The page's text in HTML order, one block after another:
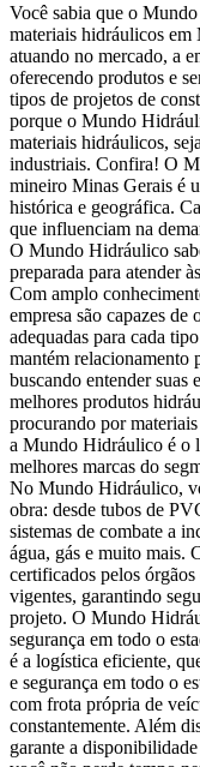
Você sabia que o
materiais hidráulicos em
atuando no mercado, a
oferecendo produtos e
tipos de projetos de
porque o Mundo
materiais hidráulicos,
industriais. Confira! O
mineiro Minas Gerais é
histórica e geográfica.
que influenciam na
O Mundo Hidráulico
preparada para atender
Com amplo
empresa são capazes de
adequadas para cada
mantém relacionamento
buscando entender suas
melhores produtos
procurando por
a Mundo Hidráulico é o
melhores marcas do
No Mundo Hidráulico,
obra: desde tubos de
sistemas de combate a
água, gás e muito mais.
certificados pelos órgãos
vigentes, garantindo
projeto. O Mundo
segurança em todo o
é a logística eficiente,
e segurança em todo o
com frota própria de
constantemente. Além
garante a